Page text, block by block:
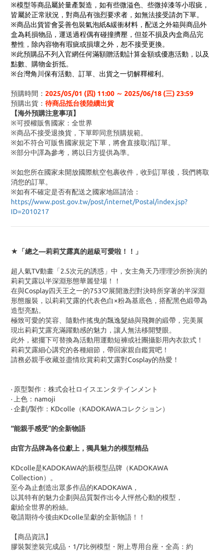
※模型等商品屬於量產製造，如有些微溢色、些微掉漆等小瑕疵，
皆屬於正常狀況，對商品有強烈要求者，如無法接受請勿下單。
※商品出貨皆會妥善包裝氣泡紙&緩衝材料，配送之外箱與商品外
盒為耗損物品，運送過程偶有碰撞擠壓，但並不損及內盒商品完
整性，除內容物有瑕疵或損壞之外，恕不接受更換。
※此預購品不列入官網任何滿額贈活動計算金額或優惠活動，以及
點數、購物金折抵。
※台灣角川保有活動、訂單、出貨之一切解釋權利。
預購時間： 2025/05/01 (四) 11:00 ～ 2025/06/18 (三) 23:59
預購出貨： 待商品抵台後陸續出貨
【海外預購注意事項】
※可授權販售國家：全世界
※商品不接受退換貨，下單即同意預購規範。
※如不符合可販售國家規定下單，將會直接取消訂單。
※部分中譯為參考，將以日方提供為準。
※如您所在國家未開放國際航空包裹收件，收到訂單後，我們將取
消您的訂單。
※如有不確定是否有配送之國家地區請洽：
https://www.post.gov.tw/post/internet/Postal/index.jsp?
ID=2010217
★「總之—莉莉艾露真的超級可愛啦！！」
超人氣TV動畫「2.5次元的誘惑」中，女主角天乃理理沙所扮演的
莉莉艾露以半深淵形態華麗登場！！
在與Cosplay四天王之一的753♡展開激烈對決時所穿著的半深淵
形態服裝，以莉莉艾露的代表色白×粉為基底色，搭配黑色緞帶為
造型亮點。
極致可愛的笑容、隨動作搖曳的飄逸髮絲與飛舞的緞帶，完美展
現出莉莉艾露充滿躍動感的魅力，讓人無法移開雙眼。
此外，裙擺下可替換為活動用運動短褲或社團攝影用內衣款式！
莉莉艾露細心講究的各種細節，帶回家親自鑑賞吧！
請務必親手收藏並盡情欣賞莉莉艾露對Cosplay的熱愛！
· 原型製作：株式会社ロイスエンタテインメント
· 上色：namoji
· 企劃/製作：KDcolle（KADOKAWAコレクション）
“能親手感受”的全新物語
由官方品牌為各位獻上， 獨具魅力的模型精品
KDcolle是KADOKAWA的新模型品牌（KADOKAWA
Collection）。
至今為止創造出眾多作品的KADOKAWA，
以其特有的魅力企劃與品質製作出令人怦然心動的模型，
獻給全世界的粉絲。
敬請期待今後由KDcolle呈獻的全新物語！！
【商品資訊】
膠裝製塗裝完成品・1/7比例模型・附上専用台座・全高：約